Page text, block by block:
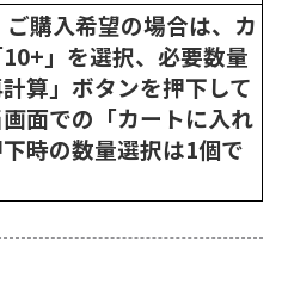
購入希望の場合は、カ
」を選択、必要数量
算」ボタンを押下して
面での「カートに入れ
時の数量選択は1個で